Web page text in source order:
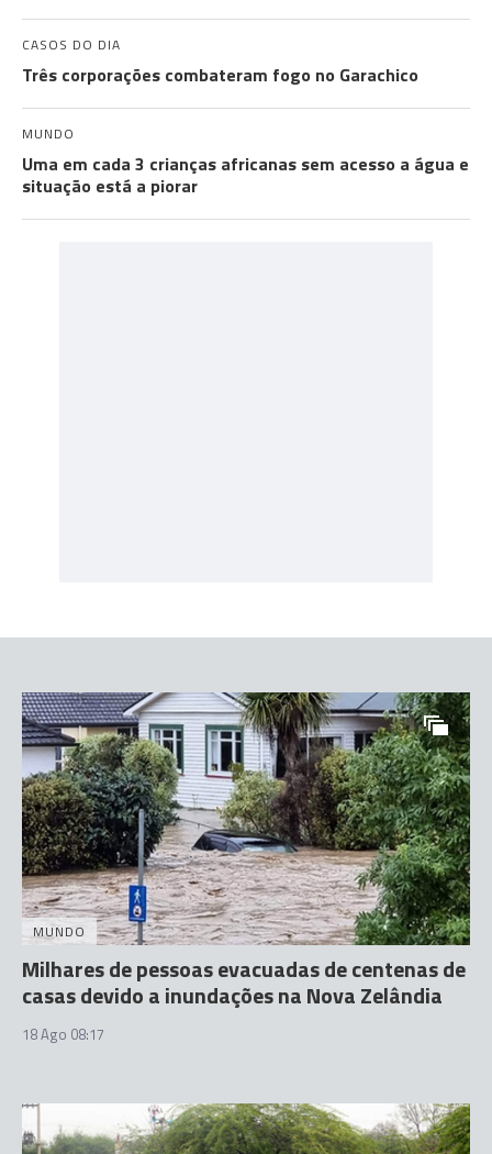
CASOS DO DIA
Três corporações combateram fogo no Garachico
MUNDO
Uma em cada 3 crianças africanas sem acesso a água e
situação está a piorar
MUNDO
Milhares de pessoas evacuadas de centenas de
casas devido a inundações na Nova Zelândia
18 Ago 08:17